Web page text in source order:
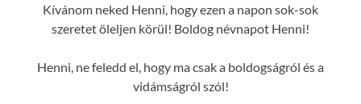
Kívánom neked Henni, hogy ezen a napon sok-sok
szeretet öleljen körül! Boldog névnapot Henni!
Henni, ne feledd el, hogy ma csak a boldogságról és a
vidámságról szól!